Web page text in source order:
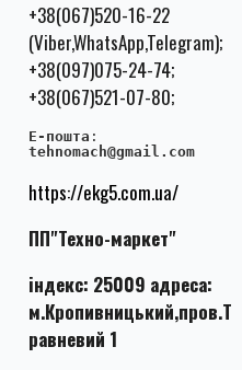
+38(067)520-16-22
(Viber,WhatsApp,Telegram);
+38(097)075-24-74;
+38(067)521-07-80;
E-пошта :
tehnomach@gmail.com
https://ekg5.com.ua/
ПП"Техно-маркет"
індекс: 25009 адреса:
м.Кропивницький,пров.Т
равневий 1